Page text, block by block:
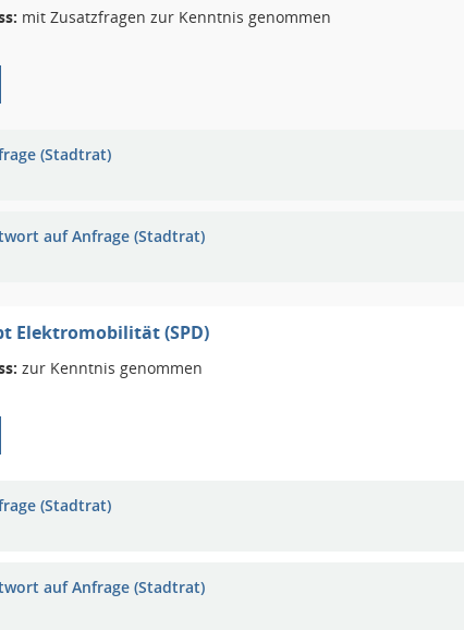
mit Zusatzfragen zur Kenntnis genommen
(Stadtrat)
auf Anfrage (Stadtrat)
Elektromobilität (SPD)
zur Kenntnis genommen
(Stadtrat)
auf Anfrage (Stadtrat)